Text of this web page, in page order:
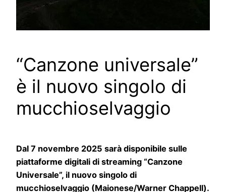
“Canzone universale”
è il nuovo singolo di
mucchioselvaggio
Dal 7 novembre 2025 sarà disponibile sulle
piattaforme digitali di streaming “Canzone
Universale”, il nuovo singolo di
mucchioselvaggio (Maionese/Warner Chappell).